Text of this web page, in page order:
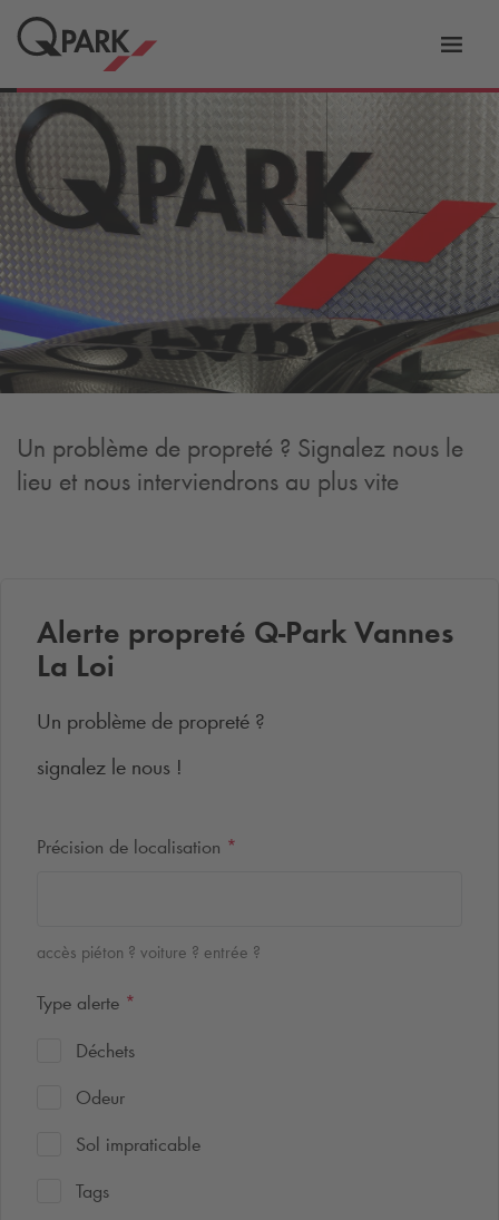
vers
Un problème de propreté ? Signalez nous le
lieu et nous interviendrons au plus vite
Alerte propreté Q-Park Vannes
La Loi
Un problème de propreté ?
signalez le nous !
Précision de localisation *
accès piéton ? voiture ? entrée ?
Type alerte *
Déchets
Odeur
Sol impraticable
Tags